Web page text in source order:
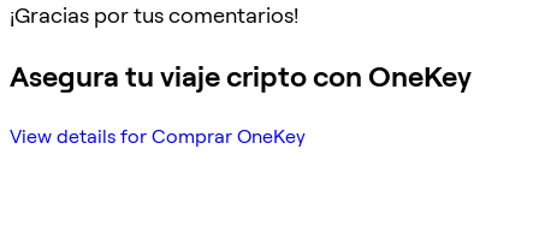
¡Gracias por tus comentarios!
Asegura tu viaje cripto con OneKey
View details for Comprar OneKey